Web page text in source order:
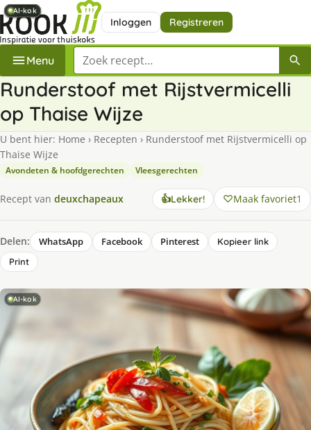
Inloggen Registreren
Menu Zoek een recept
Runderstoof met Rijstvermicelli
op Thaise Wijze
U bent hier: Home › Recepten › Runderstoof met Rijstvermicelli op
Thaise Wijze
Avondeten & hoofdgerechten Vleesgerechten
Recept van deuxchapeaux 👍Lekker! Maak favoriet1
Delen: WhatsApp Facebook Pinterest
Kopieer link
Print
AI-kok
AI-kok
AI-kok
AI-kok
AI-kok
AI-kok
AI-kok